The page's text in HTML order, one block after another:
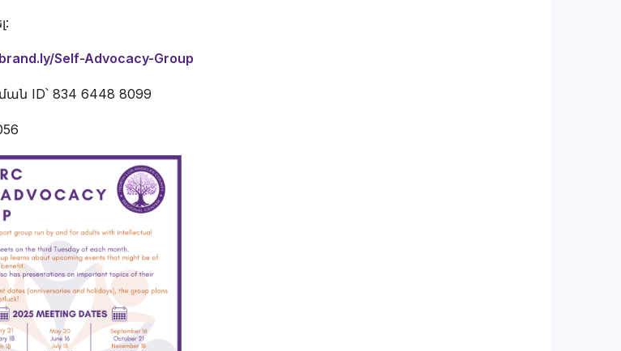
Self-Advocacy-Group
ID՝ 834 6448 8099